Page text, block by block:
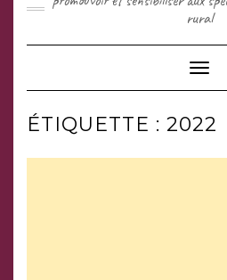
rural
ÉTIQUETTE : 2022